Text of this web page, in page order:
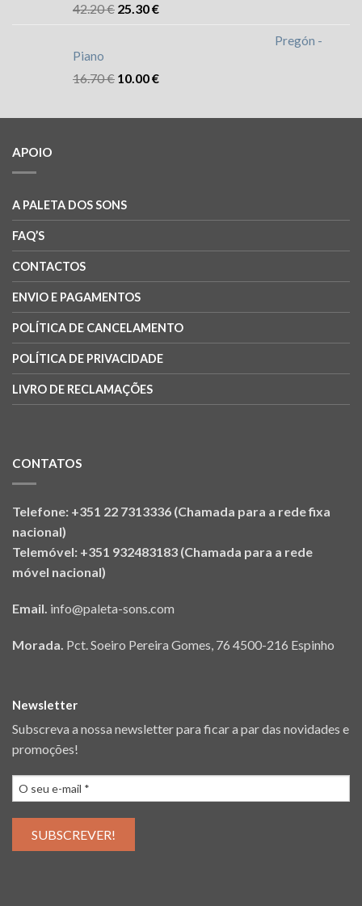
42.20€ 25.30€
Pregón -
Piano
16.70€ 10.00€
APOIO
A PALETA DOS SONS
FAQ’S
CONTACTOS
ENVIO E PAGAMENTOS
POLÍTICA DE CANCELAMENTO
POLÍTICA DE PRIVACIDADE
LIVRO DE RECLAMAÇÕES
CONTATOS
Telefone: +351 22 7313336 (Chamada para a rede fixa
nacional)
Telemóvel: +351 932483183 (Chamada para a rede
móvel nacional)
Email. info@paleta-sons.com
Morada. Pct. Soeiro Pereira Gomes, 76 4500-216 Espinho
Newsletter
Subscreva a nossa newsletter para ficar a par das novidades e
promoções!